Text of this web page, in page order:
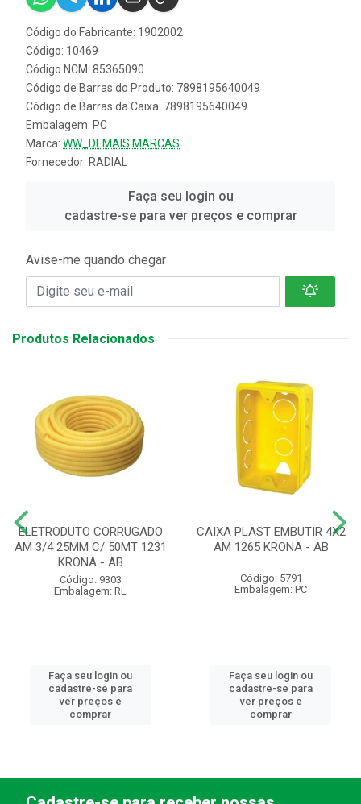
Código do Fabricante: 1902002
Código: 10469
Código NCM: 85365090
Código de Barras do Produto: 7898195640049
Código de Barras da Caixa: 7898195640049
Embalagem: PC
Marca: WW_DEMAIS MARCAS
Fornecedor: RADIAL
Faça seu login ou
cadastre-se para ver preços e comprar
Avise-me quando chegar
Produtos Relacionados
ELETRODUTO CORRUGADO
AM 3/4 25MM C/ 50MT 1231
KRONA - AB
Código: 9303
Embalagem: RL
Faça seu login ou
cadastre-se para
ver preços e
comprar
CAIXA PLAST EMBUTIR 4X2
AM 1265 KRONA - AB
Código: 5791
Embalagem: PC
Faça seu login ou
cadastre-se para
ver preços e
comprar